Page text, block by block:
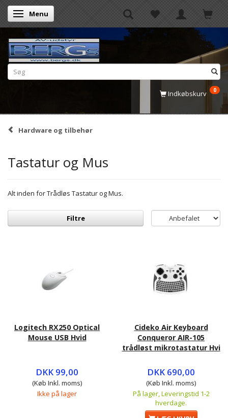
Skifte navigation
Menu
Indkøbskurv 0
Hardware og tilbehør
Tastatur og Mus
Alt inden for Trådløs Tastatur og Mus.
Filtre
Logitech RX250 Optical
Mouse USB Hvid
DKK 99,00
(Køb Inkl. moms)
Ikke på lager
Cideko Air Keyboard
Conqueror AIR-105
trådløst mikrotastatur Hvi
DKK 690,00
(Køb Inkl. moms)
På lager, Leveringstid 1-2
hverdage.